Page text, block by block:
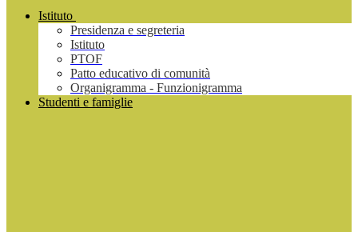
Istituto
Presidenza e segreteria
Istituto
PTOF
Patto educativo di comunità
Organigramma - Funzionigramma
Studenti e famiglie